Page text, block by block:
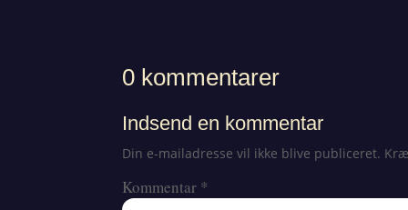
0 kommentarer
Indsend en kommentar
Din e-mailadresse vil ikke blive publiceret.
Kommentar *